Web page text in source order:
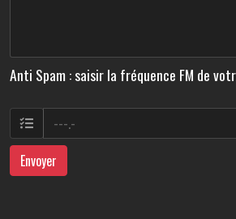
Anti Spam : saisir la fréquence FM de
Envoyer